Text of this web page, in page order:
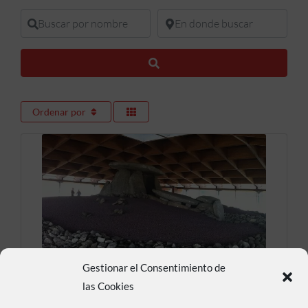
Gestionar el Consentimiento de
las Cookies
Buscar por nombre En donde buscar
Ordenar por
Dolmen de Dombate